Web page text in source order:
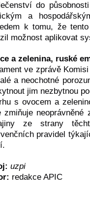
do
a
k tomu, že
možnost aplikovat
a zelenina, ruské
ve zprávě
a neochotné
jim nezbytnou
s ovocem a
zmiňuje
ze strany
pravidel
uzpi
redakce APIC